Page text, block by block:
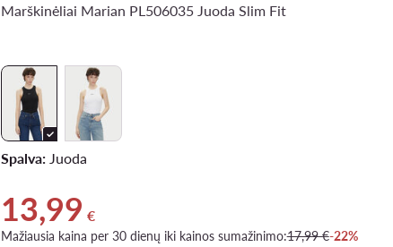
Marškinėliai Marian PL506035 Juoda Slim Fit
Spalva:Juoda
Dabartinė kaina 13,99 €
13,99 €
Mažiausia kaina per 30 dienų iki kainos sumažinimo:17,99 €-22%